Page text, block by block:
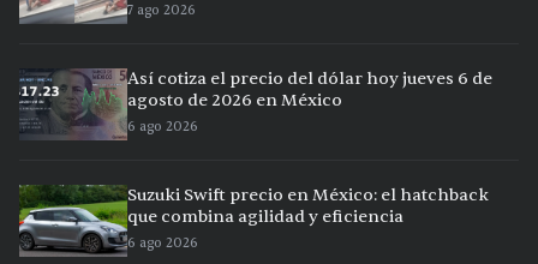
7 ago 2026
Así cotiza el precio del dólar hoy jueves 6 de
agosto de 2026 en México
6 ago 2026
Suzuki Swift precio en México: el hatchback
que combina agilidad y eficiencia
6 ago 2026